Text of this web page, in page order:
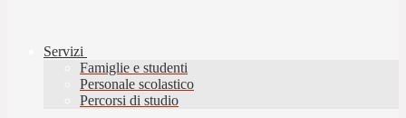
Servizi
Famiglie e studenti
Personale scolastico
Percorsi di studio